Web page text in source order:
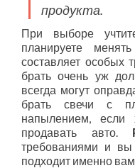
продукта.
При выборе
планируете
составляет особых
брать очень уж
всегда могут
брать свечи с
напылением, если
продавать авто.
требованиями и вы
подходит именно